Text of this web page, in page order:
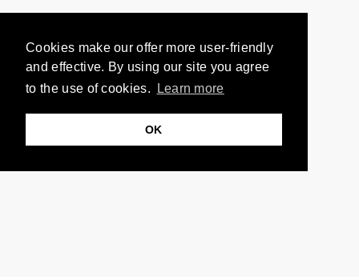
Cookies make our offer more user-friendly
and effective. By using our site you agree
to the use of cookies.
Learn more
OK